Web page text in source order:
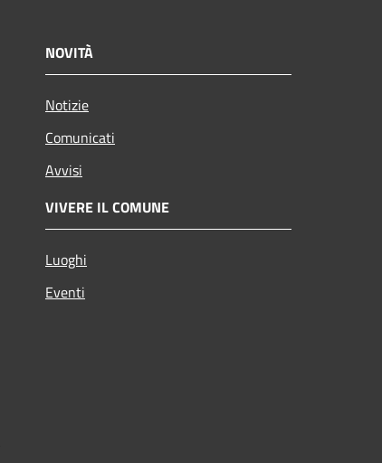
NOVITÀ
Notizie
Comunicati
Avvisi
VIVERE IL COMUNE
Luoghi
Eventi